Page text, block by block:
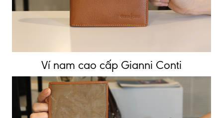
Ví nam cao cấp Gianni Conti